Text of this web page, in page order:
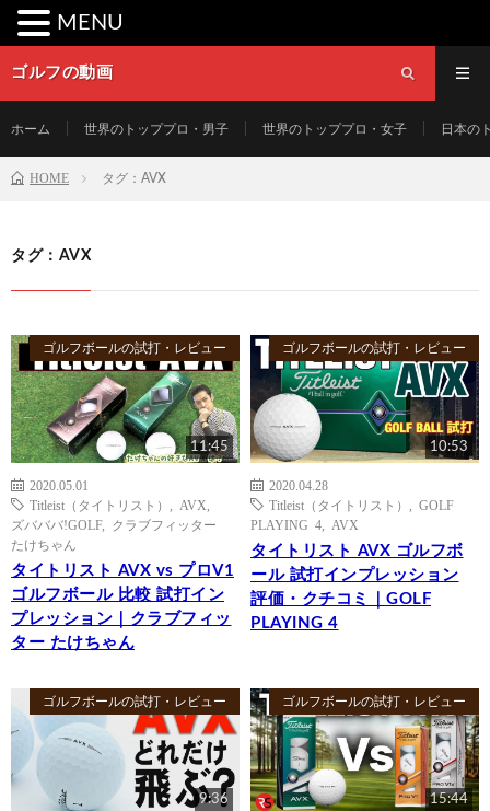
ゴルフの動画
ホーム 世界のトッププロ・男子 世界のトッププロ・女子 日本の
HOME タグ：AVX
タグ：AVX
ゴルフボールの試打・レビュー
11:45
2020.05.01
Titleist（タイトリスト）
AVX
ズバババ!GOLF, クラブフィッター
たけちゃん
タイトリスト AVX vs プロV1
ゴルフボール 比較 試打イン
プレッション｜クラブフィッ
ター たけちゃん
ゴルフボールの試打・レビュー
10:53
2020.04.28
Titleist（タイトリスト）
GOLF
PLAYING 4
AVX
タイトリスト AVX ゴルフボ
ール 試打インプレッション
評価・クチコミ｜GOLF
PLAYING 4
ゴルフボールの試打・レビュー
9:36
ゴルフボールの試打・レビュー
15:44
MENU